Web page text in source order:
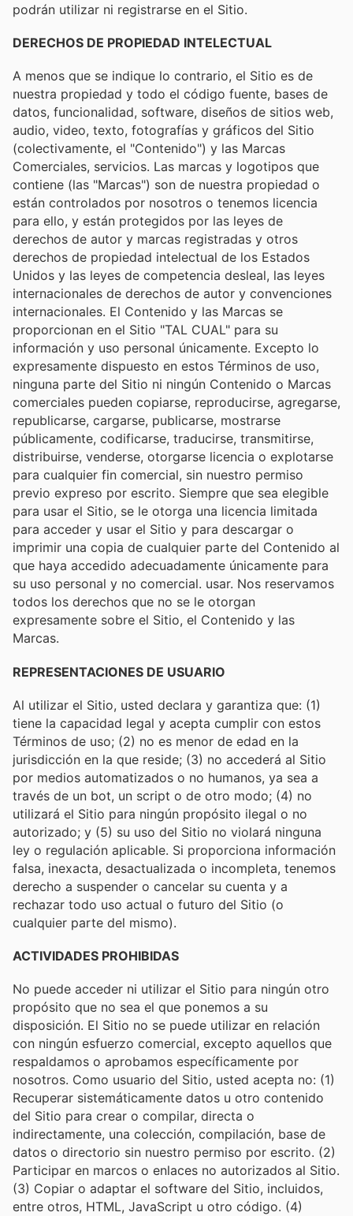
podrán utilizar ni registrarse en el Sitio.
DERECHOS DE PROPIEDAD INTELECTUAL
A menos que se indique lo contrario, el Sitio es de
nuestra propiedad y todo el código fuente, bases de
datos, funcionalidad, software, diseños de sitios web,
audio, video, texto, fotografías y gráficos del Sitio
(colectivamente, el "Contenido") y las Marcas
Comerciales, servicios. Las marcas y logotipos que
contiene (las "Marcas") son de nuestra propiedad o
están controlados por nosotros o tenemos licencia
para ello, y están protegidos por las leyes de
derechos de autor y marcas registradas y otros
derechos de propiedad intelectual de los Estados
Unidos y las leyes de competencia desleal, las leyes
internacionales de derechos de autor y convenciones
internacionales. El Contenido y las Marcas se
proporcionan en el Sitio "TAL CUAL" para su
información y uso personal únicamente. Excepto lo
expresamente dispuesto en estos Términos de uso,
ninguna parte del Sitio ni ningún Contenido o Marcas
comerciales pueden copiarse, reproducirse, agregarse,
republicarse, cargarse, publicarse, mostrarse
públicamente, codificarse, traducirse, transmitirse,
distribuirse, venderse, otorgarse licencia o explotarse
para cualquier fin comercial, sin nuestro permiso
previo expreso por escrito. Siempre que sea elegible
para usar el Sitio, se le otorga una licencia limitada
para acceder y usar el Sitio y para descargar o
imprimir una copia de cualquier parte del Contenido al
que haya accedido adecuadamente únicamente para
su uso personal y no comercial. usar. Nos reservamos
todos los derechos que no se le otorgan
expresamente sobre el Sitio, el Contenido y las
Marcas.
REPRESENTACIONES DE USUARIO
Al utilizar el Sitio, usted declara y garantiza que: (1)
tiene la capacidad legal y acepta cumplir con estos
Términos de uso; (2) no es menor de edad en la
jurisdicción en la que reside; (3) no accederá al Sitio
por medios automatizados o no humanos, ya sea a
través de un bot, un script o de otro modo; (4) no
utilizará el Sitio para ningún propósito ilegal o no
autorizado; y (5) su uso del Sitio no violará ninguna
ley o regulación aplicable. Si proporciona información
falsa, inexacta, desactualizada o incompleta, tenemos
derecho a suspender o cancelar su cuenta y a
rechazar todo uso actual o futuro del Sitio (o
cualquier parte del mismo).
ACTIVIDADES PROHIBIDAS
No puede acceder ni utilizar el Sitio para ningún otro
propósito que no sea el que ponemos a su
disposición. El Sitio no se puede utilizar en relación
con ningún esfuerzo comercial, excepto aquellos que
respaldamos o aprobamos específicamente por
nosotros. Como usuario del Sitio, usted acepta no: (1)
Recuperar sistemáticamente datos u otro contenido
del Sitio para crear o compilar, directa o
indirectamente, una colección, compilación, base de
datos o directorio sin nuestro permiso por escrito. (2)
Participar en marcos o enlaces no autorizados al Sitio.
(3) Copiar o adaptar el software del Sitio, incluidos,
entre otros, HTML, JavaScript u otro código. (4)